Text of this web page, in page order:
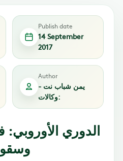
Publish date
14 September
2017
Author
يمن شباب نت -
وكالات:
الدوري الأوروبي: